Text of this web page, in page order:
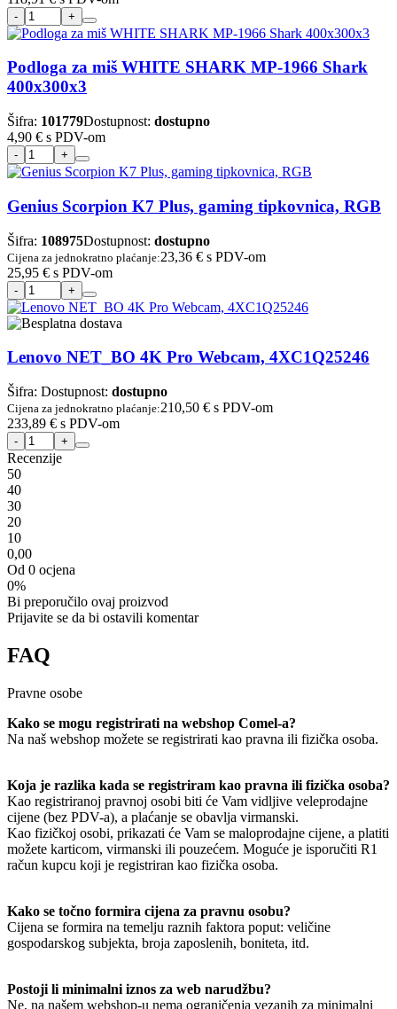
Podloga za miš WHITE SHARK MP-1966 Shark
400x300x3
Šifra: 101779Dostupnost: dostupno
4,90 € s PDV-om
Genius Scorpion K7 Plus, gaming tipkovnica, RGB
Šifra: 108975Dostupnost: dostupno
Cijena za jednokratno plaćanje:23,36 € s PDV-om
25,95 € s PDV-om
Lenovo NET_BO 4K Pro Webcam, 4XC1Q25246
Šifra: Dostupnost: dostupno
Cijena za jednokratno plaćanje:210,50 € s PDV-om
233,89 € s PDV-om
Recenzije
50
40
30
20
10
0,00
Od 0 ocjena
0%
Bi preporučilo ovaj proizvod
Prijavite se da bi ostavili komentar
FAQ
Pravne osobe
Kako se mogu registrirati na webshop Comel-a?
Na naš webshop možete se registrirati kao pravna ili fizička osoba.
Koja je razlika kada se registriram kao pravna ili fizička osoba?
Kao registriranoj pravnoj osobi biti će Vam vidljive veleprodajne
cijene (bez PDV-a), a plaćanje se obavlja virmanski.
Kao fizičkoj osobi, prikazati će Vam se maloprodajne cijene, a platiti
možete karticom, virmanski ili pouzećem. Moguće je isporučiti R1
račun kupcu koji je registriran kao fizička osoba.
Kako se točno formira cijena za pravnu osobu?
Cijena se formira na temelju raznih faktora poput: veličine
gospodarskog subjekta, broja zaposlenih, boniteta, itd.
Postoji li minimalni iznos za web narudžbu?
Ne, na našem webshop-u nema ograničenja vezanih za minimalni